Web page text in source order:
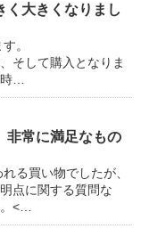
く大きくなりまし
。
そして購入となりま
…
非常に満足なもの
る買い物でしたが、
点に関する質問な
<…